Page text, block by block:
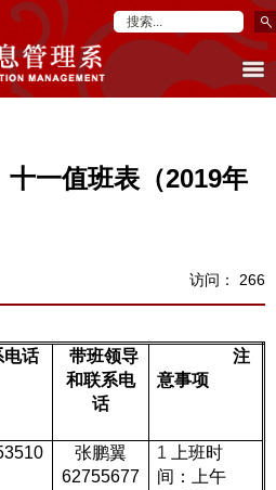
一值班表（2019年
访问： 266
电话
带班领导
和联系电
话
注
意事项
张鹏翼
62755677
1
上班时
间：上午